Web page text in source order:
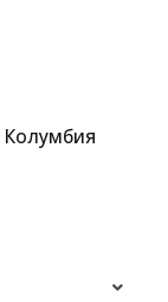
Колумбия